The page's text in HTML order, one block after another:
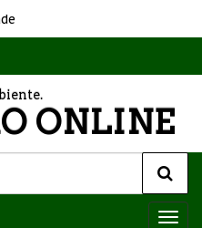
ONLINE
T